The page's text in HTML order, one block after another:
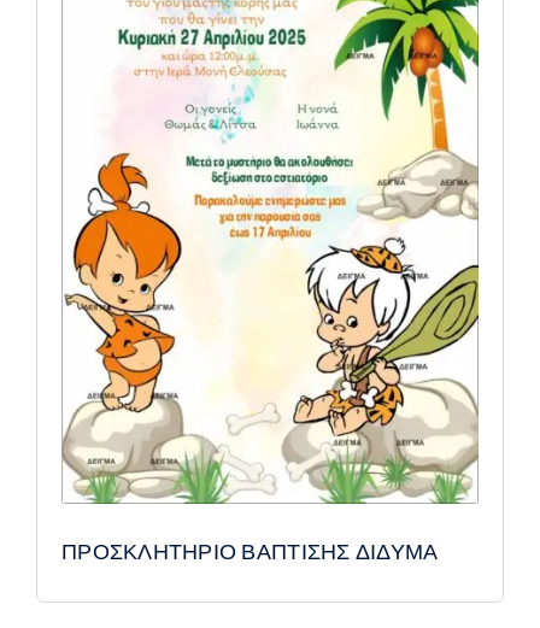
ΠΡΟΣΚΛΗΤΗΡΙΟ ΒΑΠΤΙΣΗΣ ΔΙΔΥΜΑ